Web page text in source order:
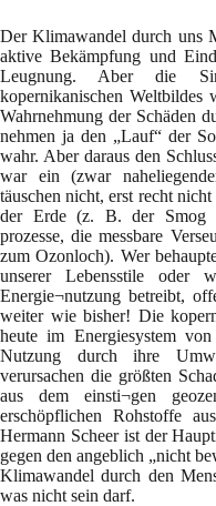
Der Klimawandel durch uns
aktive Bekämpfung und
Leugnung. Aber die
kopernikanischen
Wahrnehmung der Schäden
nehmen ja den „Lauf“ der
wahr. Aber daraus den
war ein (zwar
täuschen nicht, erst recht
der Erde (z. B. der Smog
prozesse, die messbare
zum Ozonloch). Wer
unserer Lebensstile oder
Energie¬nutzung betreibt,
weiter wie bisher! Die
heute im Energiesystem
Nutzung durch ihre
verursachen die größten
aus dem einsti¬gen
erschöpflichen Rohstoffe
Hermann Scheer ist der
gegen den angeblich „nicht
Klimawandel durch den
was nicht sein darf.